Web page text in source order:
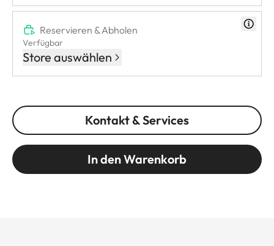
Reservieren & Abholen
Verfügbar
Store auswählen
Kontakt & Services
In den Warenkorb